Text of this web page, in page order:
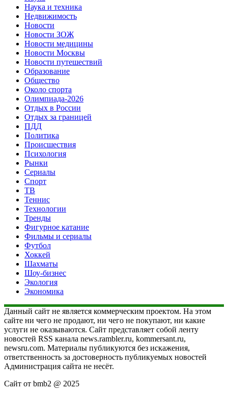
Наука и техника
Недвижимость
Новости
Новости ЗОЖ
Новости медицины
Новости Москвы
Новости путешествий
Образование
Общество
Около спорта
Олимпиада-2026
Отдых в России
Отдых за границей
ПДД
Политика
Происшествия
Психология
Рынки
Сериалы
Спорт
ТВ
Теннис
Технологии
Тренды
Фигурное катание
Фильмы и сериалы
Футбол
Хоккей
Шахматы
Шоу-бизнес
Экология
Экономика
Данный сайт не является коммерческим проектом. На этом
сайте ни чего не продают, ни чего не покупают, ни какие
услуги не оказываются. Сайт представляет собой ленту
новостей RSS канала news.rambler.ru, kommersant.ru,
newsru.com. Материалы публикуются без искажения,
ответственность за достоверность публикуемых новостей
Администрация сайта не несёт.
Сайт от bmb2 @ 2025